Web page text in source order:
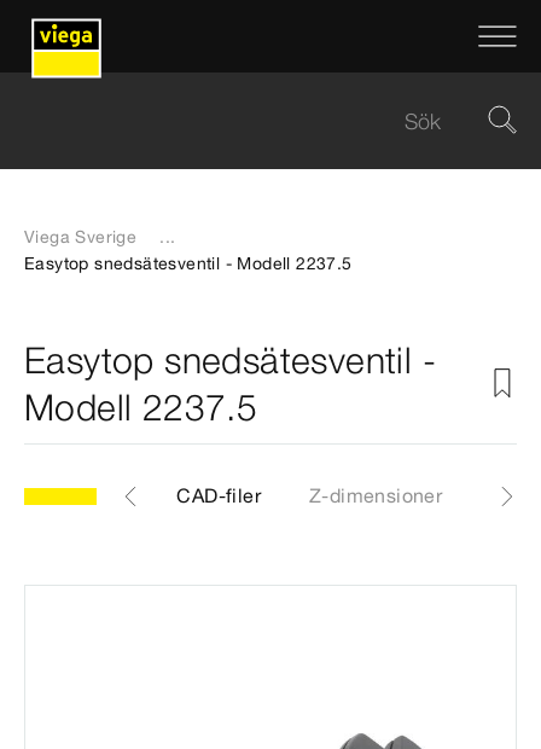
Viega Sverige
...
Easytop snedsätesventil - Modell 2237.5
Easytop snedsätesventil -
Modell 2237.5
Artiklar CAD-filer Z-dimensioner